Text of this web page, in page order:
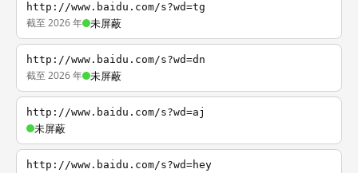
http://www.baidu.com/s?wd=tg
截至 2026 年 未屏蔽
http://www.baidu.com/s?wd=dn
截至 2026 年 未屏蔽
http://www.baidu.com/s?wd=aj
未屏蔽
http://www.baidu.com/s?wd=hey